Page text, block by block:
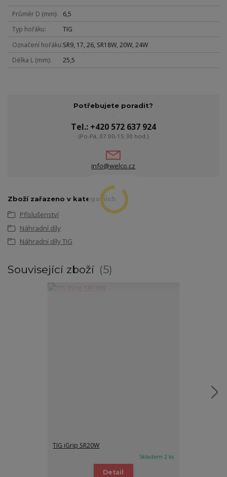
Průměr D (mm)
6,5
Typ hořáku
TIG
Označení hořáku SR9, 17, 26, SR18W, 20W, 24W
Délka L (mm)
25,5
Potřebujete poradit?
Tel.: +420 572 637 924
(Po-Pá, 07:00-15:30 hod.)
info@welco.cz
Zboží zařazeno v kategoriích
Příslušenství
Náhradní díly
Náhradní díly TIG
Související zboží 5
TIG iGrip SR20W
Skladem 2 ks
Detail